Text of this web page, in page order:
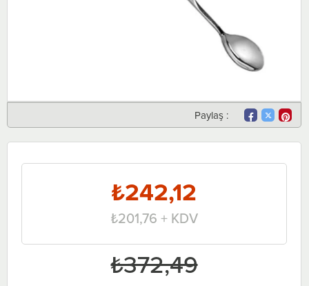
Paylaş :
₺372,49
₺242,12
₺201,76 + KDV